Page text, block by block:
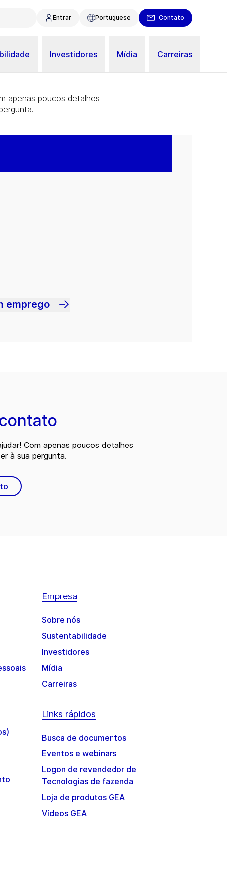
Entrar Portuguese Contato
Investidores Mídia Carreiras
apenas poucos detalhes
emprego
Com apenas poucos detalhes
à sua pergunta.
Empresa
Sobre nós
Sustentabilidade
Investidores
Mídia
Carreiras
Links rápidos
Busca de documentos
Eventos e webinars
Logon de revendedor de
Tecnologias de fazenda
Loja de produtos GEA
Vídeos GEA